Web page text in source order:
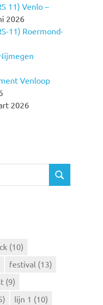
11) Venlo –
2026
11) Roermond-
Venloop
2026
Z
(10)
festival (13)
(9)
lijn 1 (10)